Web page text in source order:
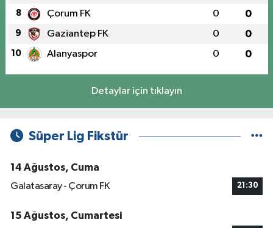
8 Çorum FK 0 0
9 Gaziantep FK 0 0
10 Alanyaspor 0 0
Detaylar için tıklayın
Süper Lig Fikstür
14 Ağustos, Cuma
Galatasaray - Çorum FK
21:30
15 Ağustos, Cumartesi